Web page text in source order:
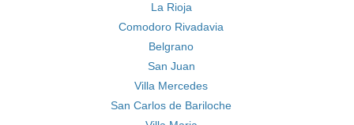
La Rioja
Comodoro Rivadavia
Belgrano
San Juan
Villa Mercedes
San Carlos de Bariloche